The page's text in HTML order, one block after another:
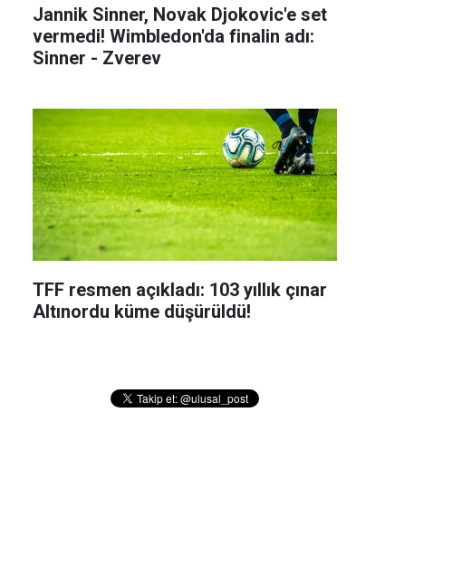
Jannik Sinner, Novak Djokovic'e set
vermedi! Wimbledon'da finalin adı:
Sinner - Zverev
TFF resmen açıkladı: 103 yıllık çınar
Altınordu küme düşürüldü!